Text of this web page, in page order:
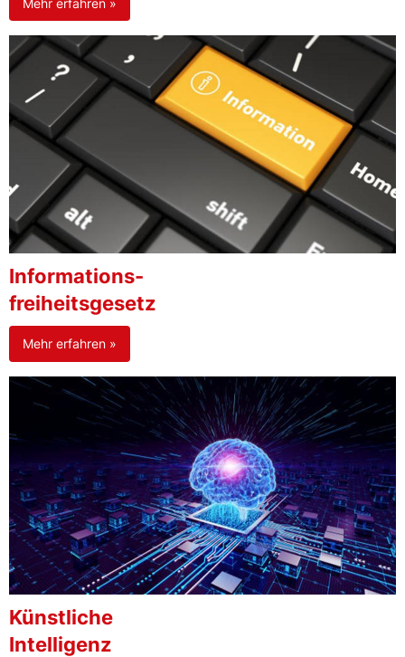
Informations-
freiheitsgesetz
Mehr erfahren »
Künstliche
Intelligenz